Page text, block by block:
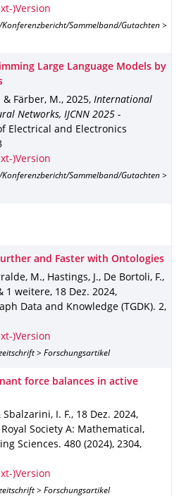
)Version
Sammelband/Gutachten >
Large Language Models by
& Färber, M., 2025, International
Networks, IJCNN 2025 -
Electrical and Electronics
)Version
Sammelband/Gutachten >
and Faster with Ontologies
M., Hastings, J., De Bortoli, F.,
1 weitere, 18 Dez. 2024,
Data and Knowledge (TGDK). 2,
)Version
> Forschungsartikel
force balances in active
Sbalzarini, I. F., 18 Dez. 2024,
Society A: Mathematical,
Sciences. 480 (2024), 2304,
)Version
> Forschungsartikel